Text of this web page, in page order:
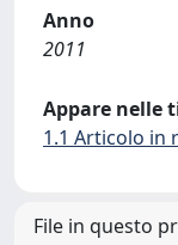
Anno
2011
Appare nelle
1.1 Articolo in
File in questo